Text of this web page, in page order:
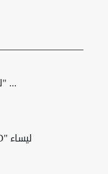
لربما خيرة "وان عدتم .. عدنا" ...
مشاري بودريد - "LIMITED" ليساء